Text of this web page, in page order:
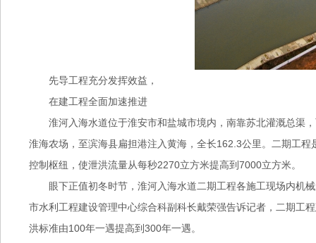
先导工程充分发挥效益，
在建工程全面加速推进
淮河入海水道位于淮安市和盐城市境内，南靠苏北灌溉总渠
淮海农场，至滨海县扁担港注入黄海，全长162.3公里。二期工
控制枢纽，使泄洪流量从每秒2270立方米提高到7000立方米。
眼下正值初冬时节，淮河入海水道二期工程各施工现场内机
市水利工程建设管理中心综合科副科长戴荣强告诉记者，二期工
洪标准由100年一遇提高到300年一遇。